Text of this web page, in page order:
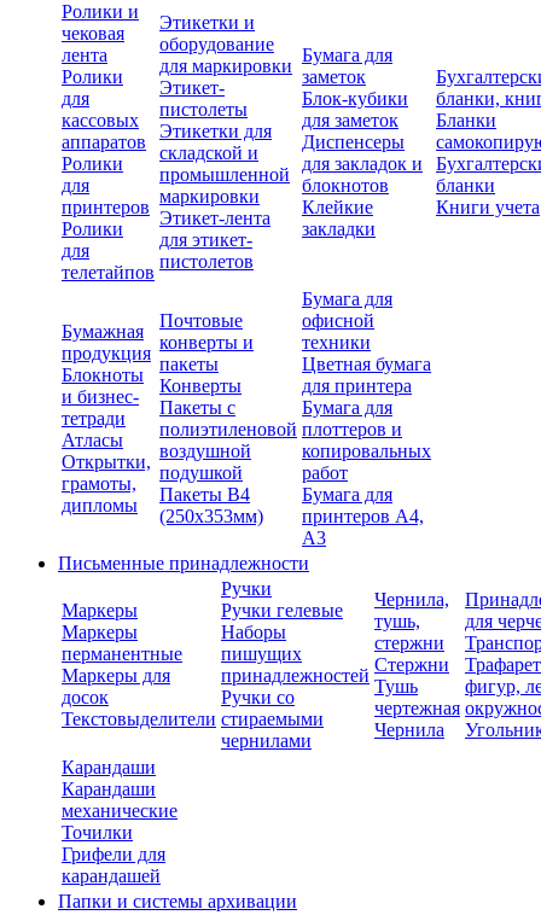
Ролики и
чековая
лента
Ролики
для
кассовых
аппаратов
Ролики
для
принтеров
Ролики
для
телетайпов
Этикетки и
оборудование
для маркировки
Этикет-
пистолеты
Этикетки для
складской и
промышленной
маркировки
Этикет-лента
для этикет-
пистолетов
Бумага для
заметок
Блок-кубики
для заметок
Диспенсеры
для закладок и
блокнотов
Клейкие
закладки
бланки,
Бланки
бланки
Книги учета
Бумажная
продукция
Блокноты
и бизнес-
тетради
Атласы
Открытки,
грамоты,
дипломы
Почтовые
конверты и
пакеты
Конверты
Пакеты с
полиэтиленовой
воздушной
подушкой
Пакеты В4
(250х353мм)
Бумага для
офисной
техники
Цветная бумага
для принтера
Бумага для
плоттеров и
копировальных
работ
Бумага для
принтеров А4,
А3
Письменные принадлежности
Маркеры
Маркеры
перманентные
Маркеры для
досок
Текстовыделители
Ручки
Ручки гелевые
Наборы
пишущих
принадлежностей
Ручки со
стираемыми
чернилами
Чернила,
тушь,
стержни
Стержни
Тушь
чертежная
Чернила
для
фигур,
Карандаши
Карандаши
механические
Точилки
Грифели для
карандашей
Папки и системы архивации